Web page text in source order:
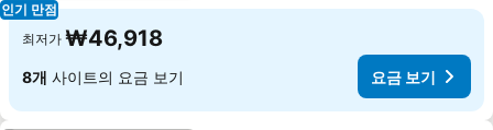
인기 만점
최저가 ₩46,918
8개 사이트의 요금 보기 요금 보기